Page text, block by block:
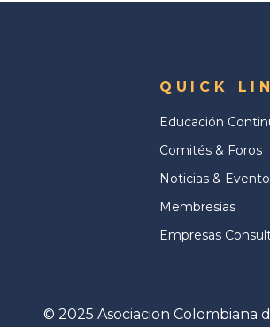
QUICK
Educación
Comités & Foros
Noticias &
Membresías
Empresas
© 2025 Asociacion Colombiana